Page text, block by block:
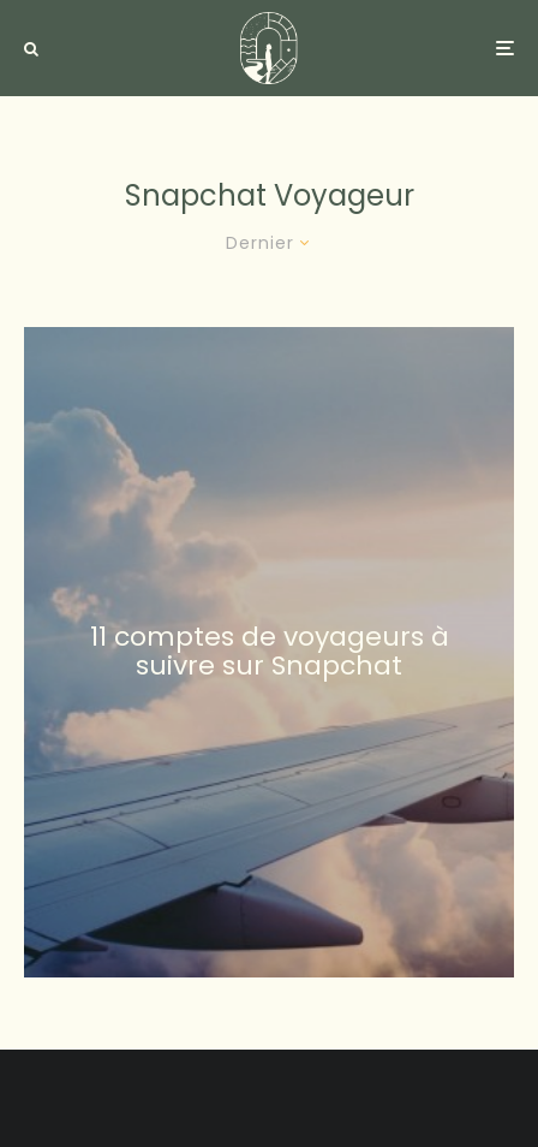
Snapchat Voyageur
Dernier
11 comptes de voyageurs à
suivre sur Snapchat